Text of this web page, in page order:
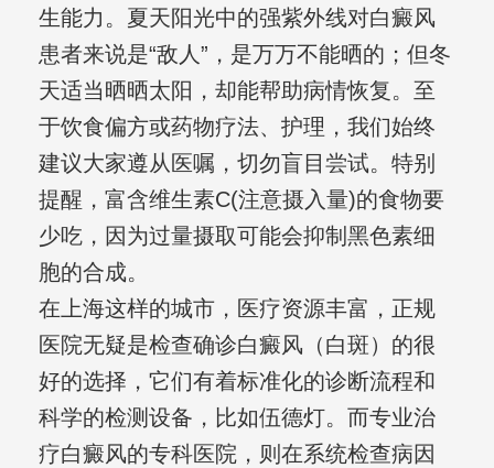
生能力。夏天阳光中的强紫外线对白癜风
患者来说是“敌人”，是万万不能晒的；但冬
天适当晒晒太阳，却能帮助病情恢复。至
于饮食偏方或药物疗法、护理，我们始终
建议大家遵从医嘱，切勿盲目尝试。特别
提醒，富含维生素C(注意摄入量)的食物要
少吃，因为过量摄取可能会抑制黑色素细
胞的合成。
在上海这样的城市，医疗资源丰富，正规
医院无疑是检查确诊白癜风（白斑）的很
好的选择，它们有着标准化的诊断流程和
科学的检测设备，比如伍德灯。而专业治
疗白癜风的专科医院，则在系统检查病因